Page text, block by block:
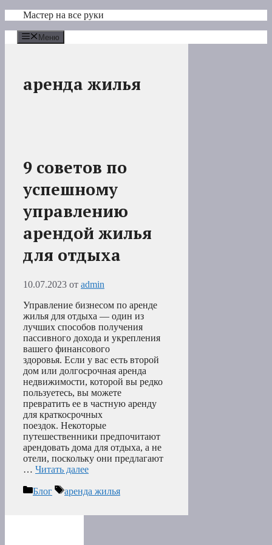
Перейти
содержимому
Мастер на все руки
Меню
аренда жилья
9 советов по
успешному
управлению
арендой жилья
для отдыха
10.07.2023 от admin
Управление бизнесом по аренде
жилья для отдыха — один из
лучших способов получения
пассивного дохода и укрепления
вашего финансового
здоровья. Если у вас есть второй
дом или долгосрочная аренда
недвижимости, которой вы редко
пользуетесь, вы можете
превратить ее в частную аренду
для краткосрочных
поездок. Некоторые
путешественники предпочитают
арендовать дома для отдыха, а не
отели, поскольку они предлагают
… Читать далее
Рубрики
Блог Метки
аренда жилья